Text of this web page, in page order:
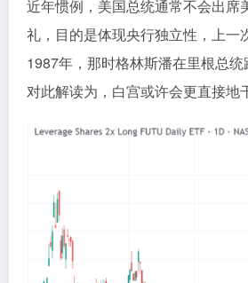
近年惯例，美国总统通常不会出席
礼，目的是体现央行独立性，上一
1987年，那时格林斯潘在里根总
对此解读为，白宫或许会更直接地